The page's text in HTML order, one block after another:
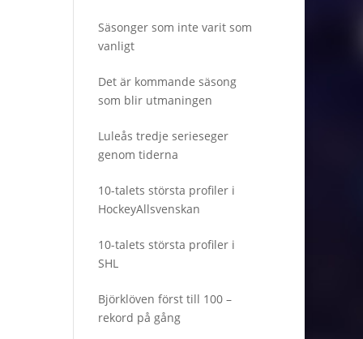
Säsonger som inte varit som
vanligt
Det är kommande säsong
som blir utmaningen
Luleås tredje serieseger
genom tiderna
10-talets största profiler i
HockeyAllsvenskan
10-talets största profiler i
SHL
Björklöven först till 100 –
rekord på gång